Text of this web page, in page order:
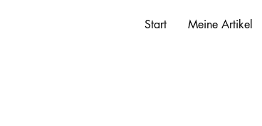
Start Meine Artikel